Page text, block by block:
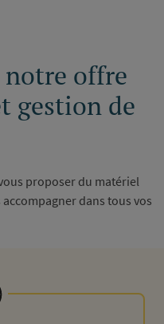
notre offre
gestion de
proposer du matériel
dans tous vos